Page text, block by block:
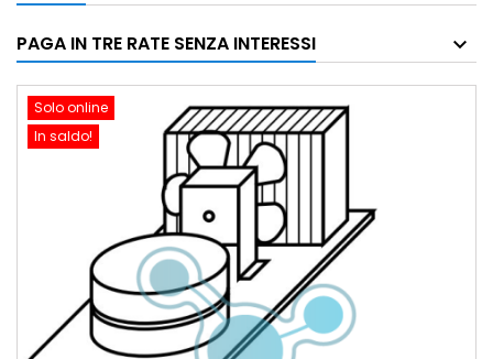
PAGA IN TRE RATE SENZA INTERESSI
Solo online
In saldo!